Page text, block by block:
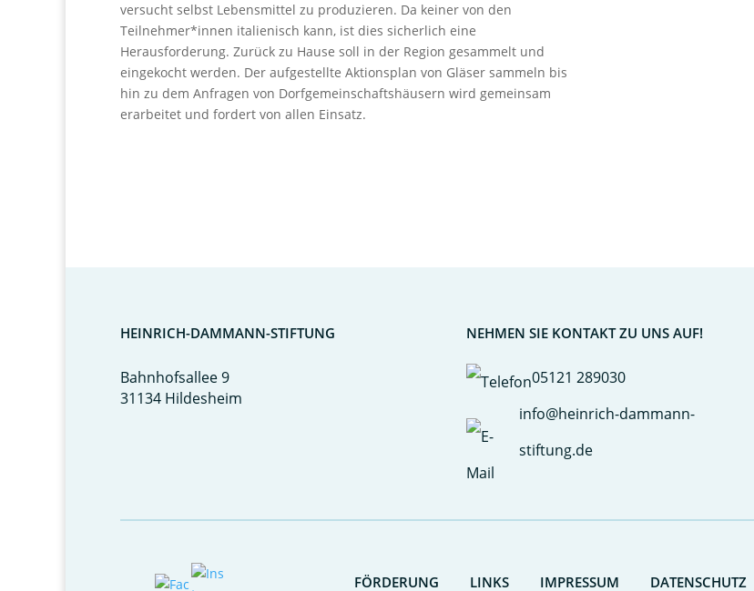
versucht selbst Lebensmittel zu produzieren. Da keiner von den
Teilnehmer*innen italienisch kann, ist dies sicherlich eine
Herausforderung. Zurück zu Hause soll in der Region gesammelt und
eingekocht werden. Der aufgestellte Aktionsplan von Gläser sammeln bis
hin zu dem Anfragen von Dorfgemeinschaftshäusern wird gemeinsam
erarbeitet und fordert von allen Einsatz.
HEINRICH-DAMMANN-STIFTUNG
Bahnhofsallee 9
31134 Hildesheim
NEHMEN SIE KONTAKT ZU UNS AUF!
05121 289030
info@heinrich-dammann-
stiftung.de
FÖRDERUNG LINKS IMPRESSUM DATENSCHUTZ